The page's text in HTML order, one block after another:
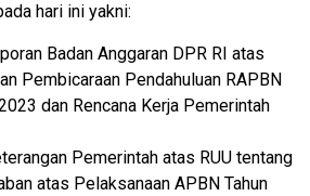
hari ini yakni:
Badan Anggaran DPR RI atas
Pembicaraan Pendahuluan RAPBN
dan Rencana Kerja Pemerintah
Pemerintah atas RUU tentang
atas Pelaksanaan APBN Tahun